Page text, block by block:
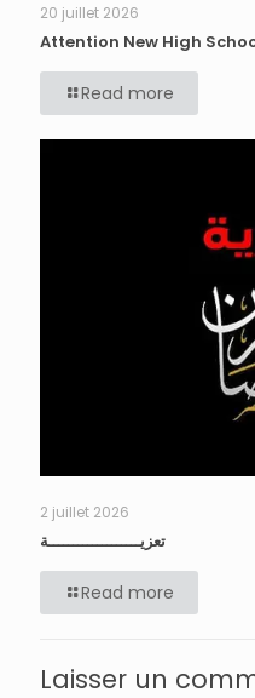
20 juillet 2026
Attention New High
Read more
2 juillet 2026
تعزيـــــــــــــــــــة
Read more
Laisser un